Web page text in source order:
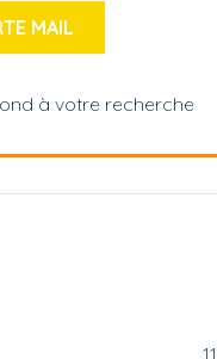
MAIL
à votre recherche